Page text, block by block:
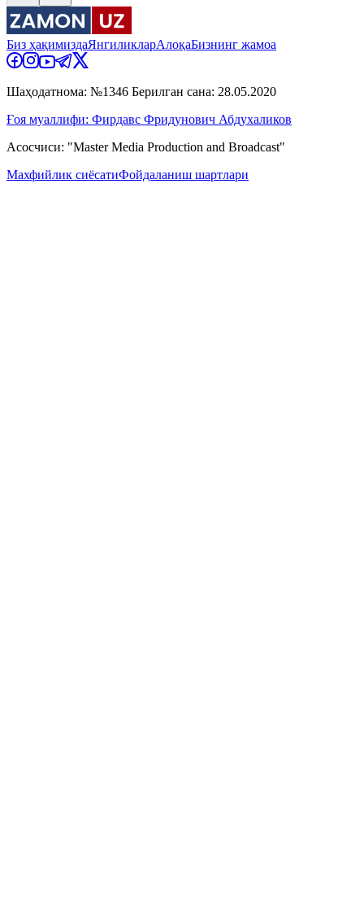
Биз ҳақимиздаЯнгиликларАлоқаБизнинг жамоа
Шаҳодатнома: №1346 Берилган сана: 28.05.2020
Ғоя муаллифи: Фирдавс Фридунович Абдухаликов
Асосчиси: "Master Media Production and Broadcast"
Махфийлик сиёсатиФойдаланиш шартлари